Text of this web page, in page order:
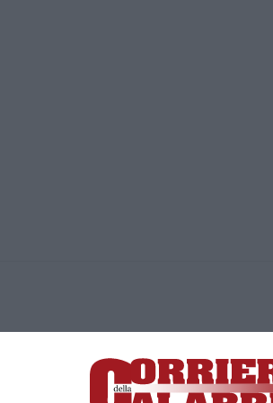
Lamezia Terme (CZ)
responsabile Paola Militano |Privacy